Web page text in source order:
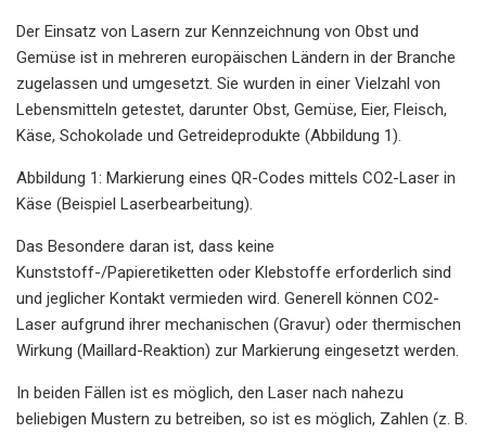
Der Einsatz von Lasern zur Kennzeichnung von Obst und
Gemüse ist in mehreren europäischen Ländern in der Branche
zugelassen und umgesetzt. Sie wurden in einer Vielzahl von
Lebensmitteln getestet, darunter Obst, Gemüse, Eier, Fleisch,
Käse, Schokolade und Getreideprodukte (Abbildung 1).
Abbildung 1: Markierung eines QR-Codes mittels CO2-Laser in
Käse (Beispiel Laserbearbeitung).
Das Besondere daran ist, dass keine
Kunststoff-/Papieretiketten oder Klebstoffe erforderlich sind
und jeglicher Kontakt vermieden wird. Generell können CO2-
Laser aufgrund ihrer mechanischen (Gravur) oder thermischen
Wirkung (Maillard-Reaktion) zur Markierung eingesetzt werden.
In beiden Fällen ist es möglich, den Laser nach nahezu
beliebigen Mustern zu betreiben, so ist es möglich, Zahlen (z. B.